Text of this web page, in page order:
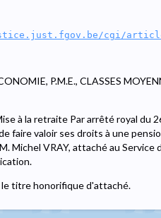
cgi/
P.M.E., CLASSES
à la retraite Par arrêté royal du
faire valoir ses droits à une
Michel VRAY, attaché au
titre honorifique d'attaché.